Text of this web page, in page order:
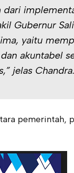
dari
Gubernur
yaitu
akuntabel
jelas Chandra.
pemerintah,